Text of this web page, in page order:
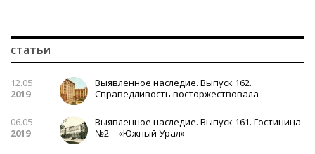
статьи
12.05
2019
Выявленное наследие. Выпуск 162.
Справедливость восторжествовала
06.05
2019
Выявленное наследие. Выпуск 161. Гостиница
№2 – «Южный Урал»